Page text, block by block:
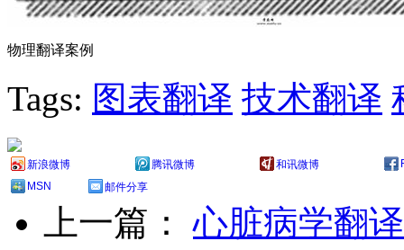
物理翻译案例
Tags: 图表翻译 技术翻译
新浪微博 腾讯微博 和讯微博
MSN
邮件分享
上一篇：心脏病学翻译